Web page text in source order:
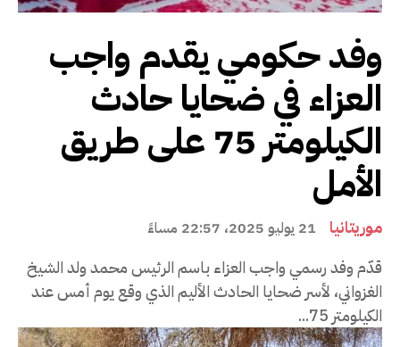
وفد حكومي يقدم واجب
العزاء في ضحايا حادث
الكيلومتر 75 على طريق
الأمل
موريتانيا 21 يوليو 2025، 22:57 مساءً
قدّم وفد رسمي واجب العزاء باسم الرئيس محمد ولد الشيخ
الغزواني، لأسر ضحايا الحادث الأليم الذي وقع يوم أمس عند
الكيلومتر 75...